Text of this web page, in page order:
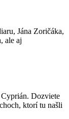
Jána Zoričáka,
ale aj
Dozviete
ktorí tu našli